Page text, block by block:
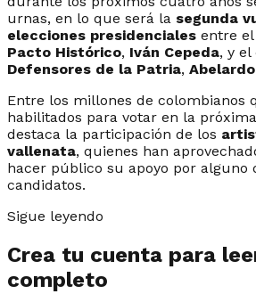
urnas, en lo que será la segunda
elecciones presidenciales entre
Pacto Histórico, Iván Cepeda, y el
Defensores de la Patria,
Entre los millones de colombianos
habilitados para votar en la
destaca la participación de los
vallenata, quienes han
hacer público su apoyo por alguno
candidatos.
Sigue leyendo
Crea tu cuenta para
completo